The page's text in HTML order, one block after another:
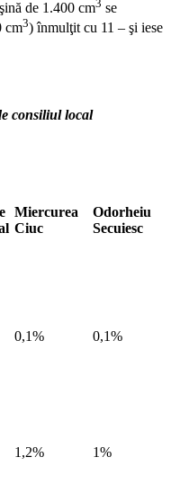
de 1.400 cm3 se
cm3) înmulţit cu 11 – şi iese
consiliul local
Miercurea
Ciuc
Odorheiu
Secuiesc
0,1% 0,1%
1,2% 1%